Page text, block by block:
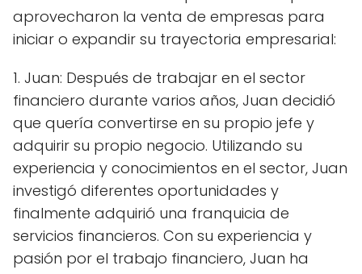
aprovecharon la venta de empresas para
iniciar o expandir su trayectoria empresarial:
1. Juan: Después de trabajar en el sector
financiero durante varios años, Juan decidió
que quería convertirse en su propio jefe y
adquirir su propio negocio. Utilizando su
experiencia y conocimientos en el sector, Juan
investigó diferentes oportunidades y
finalmente adquirió una franquicia de
servicios financieros. Con su experiencia y
pasión por el trabajo financiero, Juan ha